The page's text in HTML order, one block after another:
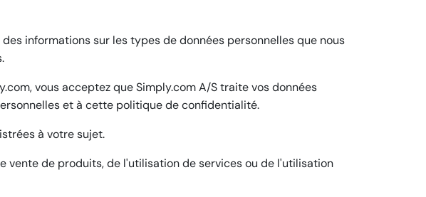
informations sur les types de données personnelles que nous
vous acceptez que Simply.com A/S traite vos données
et à cette politique de confidentialité.
à votre sujet.
vente de produits, de l'utilisation de services ou de l'utilisation